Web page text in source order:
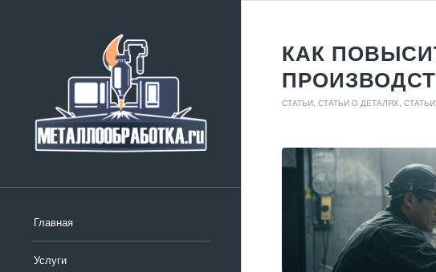
Главная
Услуги
КАК
СТАТЬИ СТАТЬИ О ДЕТАЛЯХ